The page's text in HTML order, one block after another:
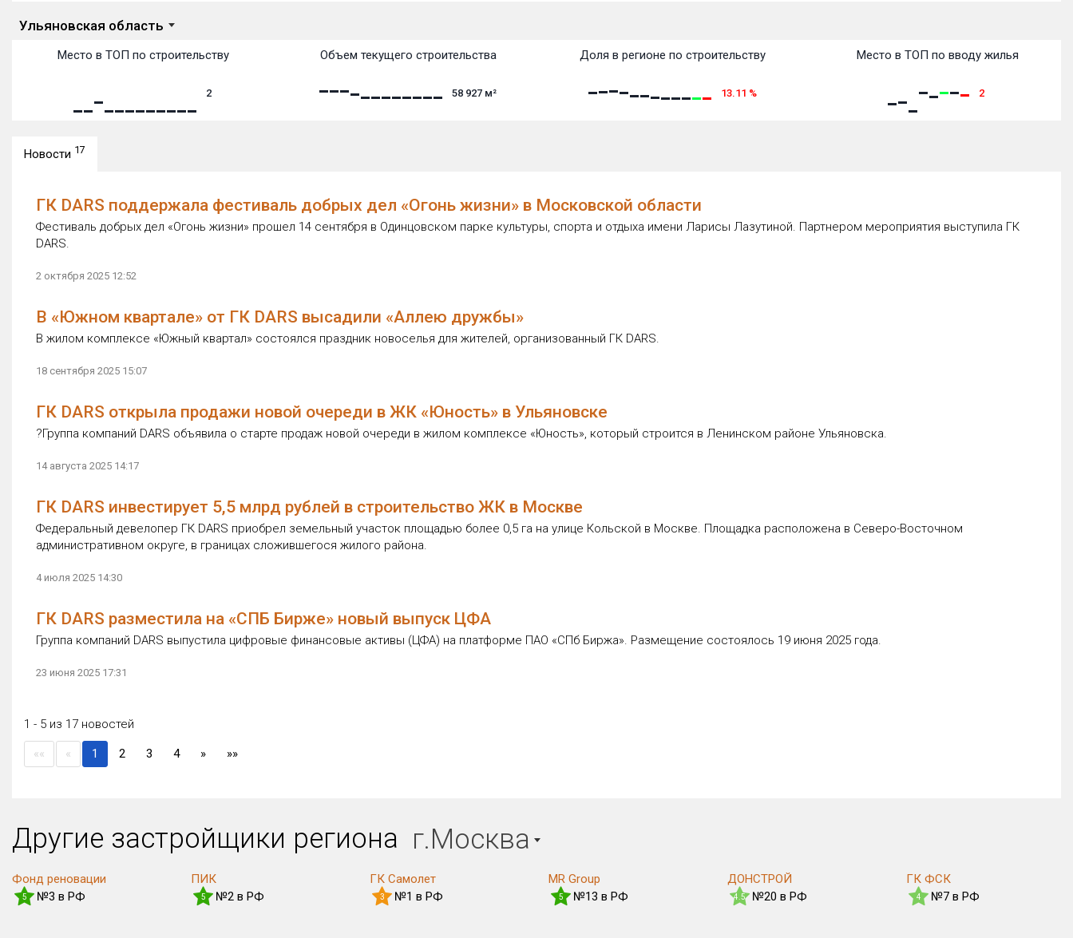
Ульяновская область
Место в ТОП по строительству
2
Объем текущего строительства
58 927 м²
Доля в регионе по строительству
13.11 %
Место в ТОП по вводу жилья
2
Новости 17
ГК DARS поддержала фестиваль добрых дел «Огонь жизни» в Московской области
Фестиваль добрых дел «Огонь жизни» прошел 14 сентября в Одинцовском парке культуры, спорта и отдыха имени Ларисы Лазутиной. Партнером мероприятия выступила ГК
DARS.
2 октября 2025 12:52
В «Южном квартале» от ГК DARS высадили «Аллею дружбы»
В жилом комплексе «Южный квартал» состоялся праздник новоселья для жителей, организованный ГК DARS.
18 сентября 2025 15:07
ГК DARS открыла продажи новой очереди в ЖК «Юность» в Ульяновске
?Группа компаний DARS объявила о старте продаж новой очереди в жилом комплексе «Юность», который строится в Ленинском районе Ульяновска.
14 августа 2025 14:17
ГК DARS инвестирует 5,5 млрд рублей в строительство ЖК в Москве
Федеральный девелопер ГК DARS приобрел земельный участок площадью более 0,5 га на улице Кольской в Москве. Площадка расположена в Северо-Восточном
административном округе, в границах сложившегося жилого района.
4 июля 2025 14:30
ГК DARS разместила на «СПБ Бирже» новый выпуск ЦФА
Группа компаний DARS выпустила цифровые финансовые активы (ЦФА) на платформе ПАО «СПб Биржа». Размещение состоялось 19 июня 2025 года.
23 июня 2025 17:31
1 - 5 из 17 новостей
«« « 1 (current)
2 3 4 » »»
Другие застройщики региона г.Москва
Фонд реновации
5 №3 в РФ
ПИК
5 №2 в РФ
ГК Самолет
3 №1 в РФ
MR Group
5 №13 в РФ
ДОНСТРОЙ
4.5 №20 в РФ
ГК ФСК
4 №7 в РФ